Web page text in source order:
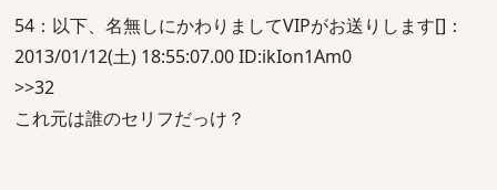
54：以下、名無しにかわりましてVIPがお送りします[]：
2013/01/12(土) 18:55:07.00 ID:ikIon1Am0
>>32
これ元は誰のセリフだっけ？